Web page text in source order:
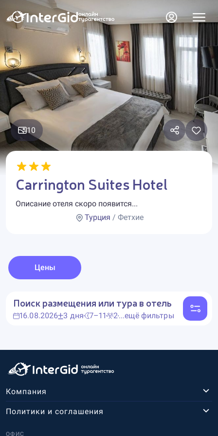
10
Carrington Suites Hotel
Описание отеля скоро появится...
Турция / Фетхие
Цены
Поиск размещения или тура в отель
16.08.2026 3 дня 7–11 2...ещё фильтры
Компания
ОФИС
Политики и соглашения